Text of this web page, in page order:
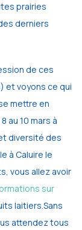
prairies
derniers
de ces
et voyons ce qui
mettre en
au 10 mars à
diversité des
à Caluire le
vous allez avoir
sur
laitiers.Sans
attendez tous